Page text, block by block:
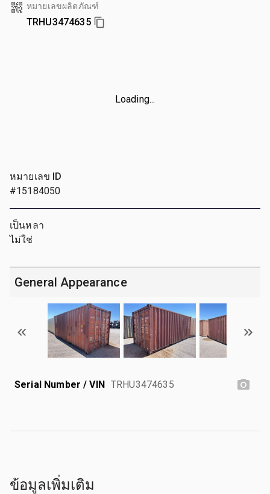
หมายเลขผลิตภัณฑ์
TRHU3474635
Loading...
หมายเลข ID
#15184050
เป็นหลา
ไม่ใช่
General Appearance
Serial Number / VIN TRHU3474635
ข้อมูลเพิ่มเติม